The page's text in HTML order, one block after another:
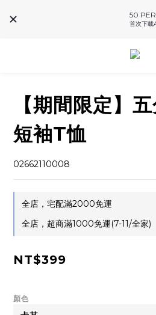
50
首次下載
【期間限定】
短袖T恤
02662110008
全店，宅配滿2000免運
全店，超商滿1000免運(7-11/全家)
NT$399
顏色